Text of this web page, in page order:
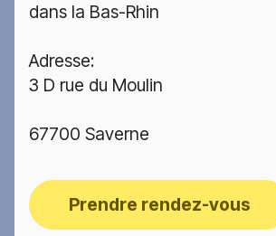
dans la Bas-Rhin
Adresse:
3 D rue du Moulin
67700 Saverne
Prendre rendez-vous